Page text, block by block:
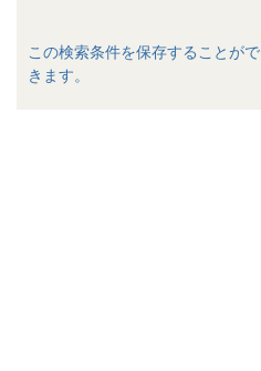
この検索条件を保存することがで
きます。